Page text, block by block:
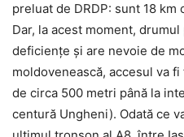
preluat de DRDP: sunt 18 km
Dar, la acest moment,
deficiențe și are nevoie de
moldovenească, accesul va
de circa 500 metri până la
centură Ungheni). Odată ce